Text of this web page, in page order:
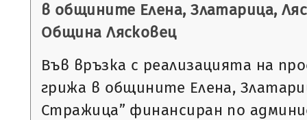
в общините Елена, Златарица,
Община Лясковец
Във връзка с реализацията на
грижа в общините Елена,
Стражица” финансиран по